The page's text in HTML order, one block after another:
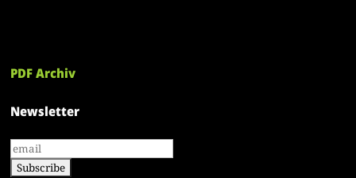
PDF Archiv
Newsletter